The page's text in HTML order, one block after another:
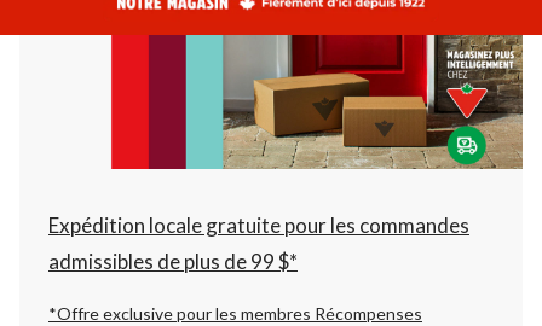
Fermeture
à
22:00
cliquer
pour
changer
Expédition locale gratuite pour les commandes
admissibles de plus de 99 $*
*Offre exclusive pour les membres Récompenses